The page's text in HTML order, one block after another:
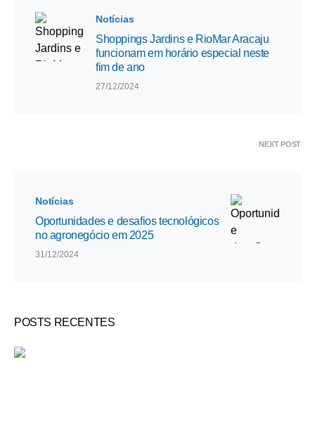
Notícias
Shoppings Jardins e RioMar Aracaju
funcionam em horário especial neste
fim de ano
27/12/2024
NEXT POST
Notícias
Oportunidades e desafios tecnológicos
no agronegócio em 2025
31/12/2024
POSTS RECENTES